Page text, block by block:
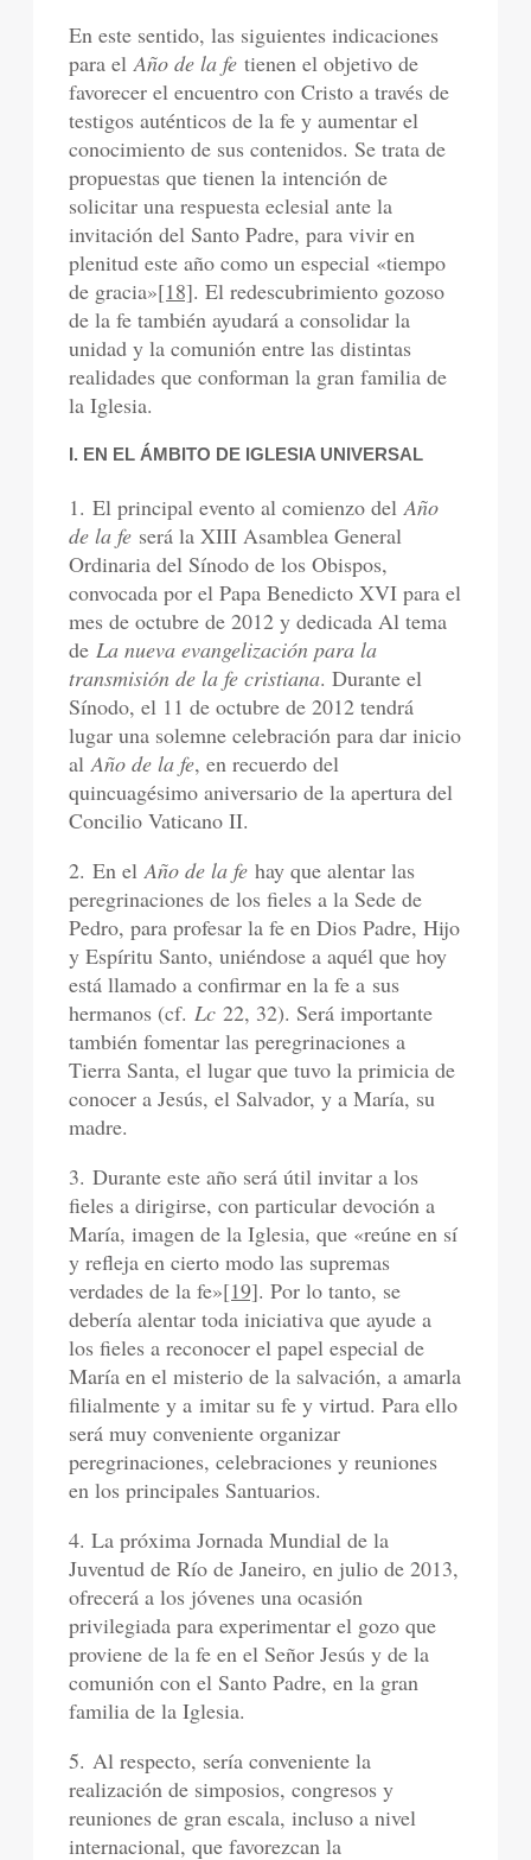
En este sentido, las siguientes indicaciones
para elAño de la fe tienen el objetivo de
favorecer el encuentro con Cristo a través de
testigos auténticos de la fe y aumentar el
conocimiento de sus contenidos. Se trata de
propuestas que tienen la intención de
solicitar una respuesta eclesial ante la
invitación del Santo Padre, para vivir en
plenitud este año como un especial «tiempo
de gracia»[18]. El redescubrimiento gozoso
de la fe también ayudará a consolidar la
unidad y la comunión entre las distintas
realidades que conforman la gran familia de
la Iglesia.
I. EN EL ÁMBITO DE IGLESIA UNIVERSAL
1. El principal evento al comienzo delAño
de la fe será la XIII Asamblea General
Ordinaria del Sínodo de los Obispos,
convocada por el Papa Benedicto XVI para el
mes de octubre de 2012 y dedicada Al tema
deLa nueva evangelización para la
transmisión de la fe cristiana. Durante el
Sínodo, el 11 de octubre de 2012 tendrá
lugar una solemne celebración para dar inicio
alAño de la fe, en recuerdo del
quincuagésimo aniversario de la apertura del
Concilio Vaticano II.
2. En elAño de la fe hay que alentar las
peregrinaciones de los fieles a la Sede de
Pedro, para profesar la fe en Dios Padre, Hijo
y Espíritu Santo, uniéndose a aquél que hoy
está llamado a confirmar en la fe a sus
hermanos (cf.Lc 22, 32). Será importante
también fomentar las peregrinaciones a
Tierra Santa, el lugar que tuvo la primicia de
conocer a Jesús, el Salvador, y a María, su
madre.
3. Durante este año será útil invitar a los
fieles a dirigirse, con particular devoción a
María, imagen de la Iglesia, que «reúne en sí
y refleja en cierto modo las supremas
verdades de la fe»[19]. Por lo tanto, se
debería alentar toda iniciativa que ayude a
los fieles a reconocer el papel especial de
María en el misterio de la salvación, a amarla
filialmente y a imitar su fe y virtud. Para ello
será muy conveniente organizar
peregrinaciones, celebraciones y reuniones
en los principales Santuarios.
4. La próxima Jornada Mundial de la
Juventud de Río de Janeiro, en julio de 2013,
ofrecerá a los jóvenes una ocasión
privilegiada para experimentar el gozo que
proviene de la fe en el Señor Jesús y de la
comunión con el Santo Padre, en la gran
familia de la Iglesia.
5. Al respecto, sería conveniente la
realización de simposios, congresos y
reuniones de gran escala, incluso a nivel
internacional, que favorezcan la